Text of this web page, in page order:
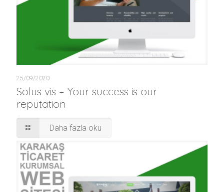
25/09/2020
Solus vis – Your success is our
reputation
Daha fazla oku